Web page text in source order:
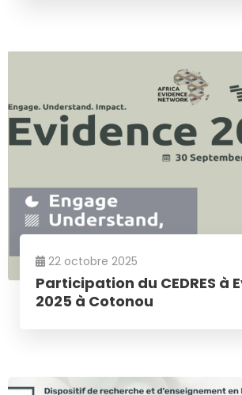
22 octobre 2025
Participation du CEDRES à
2025 à Cotonou